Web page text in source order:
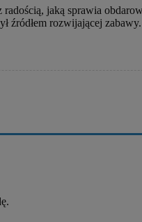
jaką sprawia
źródłem rozwijającej